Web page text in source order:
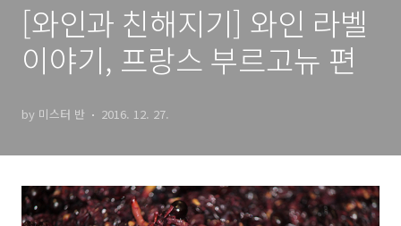
[와인과 친해지기] 와인 라벨
이야기, 프랑스 부르고뉴 편
by 미스터 반 2016. 12. 27.